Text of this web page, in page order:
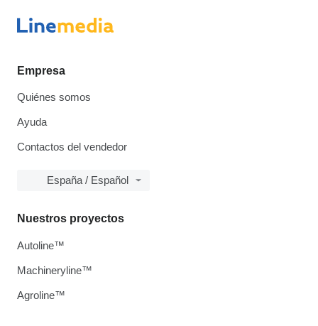
Empresa
Quiénes somos
Ayuda
Contactos del vendedor
España / Español
Nuestros proyectos
Autoline™
Machineryline™
Agroline™